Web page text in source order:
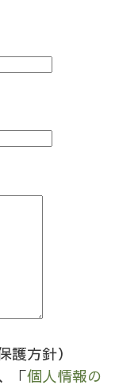
方針）
「個人情報の